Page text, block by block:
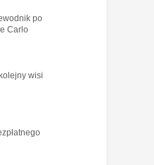
po
Carlo
wisi